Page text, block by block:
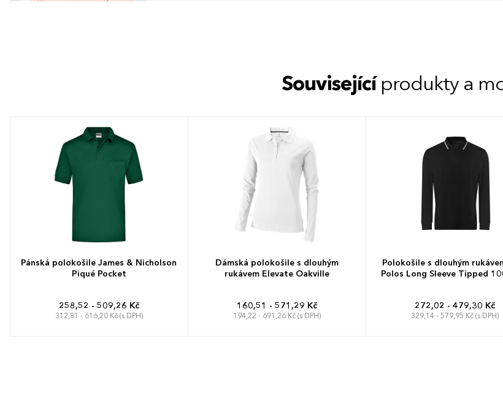
Související produkty a
Pánská polokošile James & Nicholson
Piqué Pocket
258,52 - 509,26 Kč
312,81 - 616,20 Kč (s DPH)
Dámská polokošile s dlouhým
rukávem Elevate Oakville
160,51 - 571,29 Kč
194,22 - 691,26 Kč (s DPH)
Polokošile s dlouhým
Polos Long Sleeve Tipped
272,02 - 479,30 Kč
329,14 - 579,95 Kč (s DPH)